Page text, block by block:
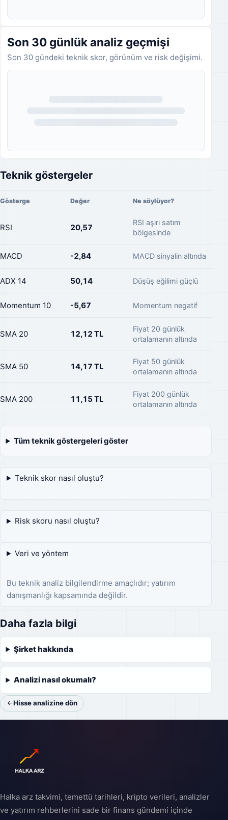
Son 30 günlük analiz geçmişi
Son 30 gündeki teknik skor, görünüm ve risk değişimi.
Teknik göstergeler
Gösterge Değer Ne söylüyor?
RSI 20,57
RSI aşırı satım
bölgesinde
MACD -2,84 MACD sinyalin altında
ADX 14 50,14 Düşüş eğilimi güçlü
Momentum 10 -5,67 Momentum negatif
SMA 20 12,12 TL
Fiyat 20 günlük
ortalamanın altında
SMA 50 14,17 TL
Fiyat 50 günlük
ortalamanın altında
SMA 200 11,15 TL
Fiyat 200 günlük
ortalamanın altında
Tüm teknik göstergeleri göster
Teknik skor nasıl oluştu?
Risk skoru nasıl oluştu?
Veri ve yöntem
Bu teknik analiz bilgilendirme amaçlıdır; yatırım
danışmanlığı kapsamında değildir.
Daha fazla bilgi
Şirket hakkında
Analizi nasıl okumalı?
Hisse analizine dön
Halka arz takvimi, temettü tarihleri, kripto verileri, analizler
ve yatırım rehberlerini sade bir finans gündemi içinde